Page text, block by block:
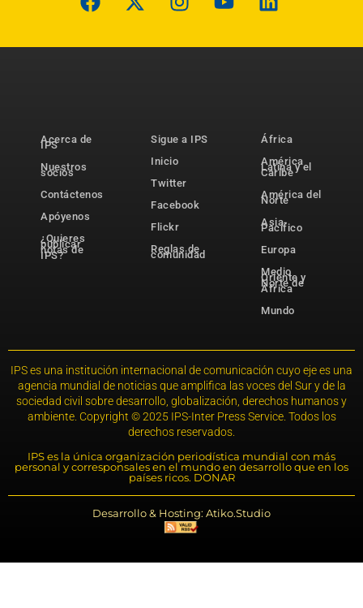
Acerca de
IPS
Nuestros
socios
Contáctenos
Apóyenos
¿Quieres
publicar
notas de
IPS?
Sigue a IPS
Inicio
Twitter
Facebook
Flickr
Reglas de
comunidad
África
América
Latina y el
Caribe
América del
Norte
Asia-
Pacífico
Europa
Medio
Oriente y
Norte de
África
Mundo
IPS es una institución internacional de comunicación cuyo eje es una
agencia mundial de noticias que amplifica las voces del Sur y de la
sociedad civil sobre desarrollo, globalización, derechos humanos y
ambiente. Copyright © 2025 IPS-Inter Press Service. Todos los
derechos reservados.
IPS es la única organización periodística mundial con más
personal y corresponsales en el mundo en desarrollo que en los
países ricos. DONAR
Desarrollo & Hosting: Atiko.Studio